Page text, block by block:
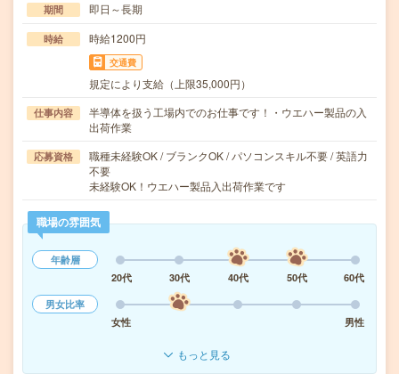
期間 即日～長期
時給 時給1200円
交通費
規定により支給（上限35,000円）
仕事内容
半導体を扱う工場内でのお仕事です！・ウエハー製品の入
出荷作業
応募資格
職種未経験OK / ブランクOK / パソコンスキル不要 / 英語力
不要
未経験OK！ウエハー製品入出荷作業です
職場の雰囲気
年齢層
20代
30代 40代 50代
60代
男女比率
女性
男性
もっと見る